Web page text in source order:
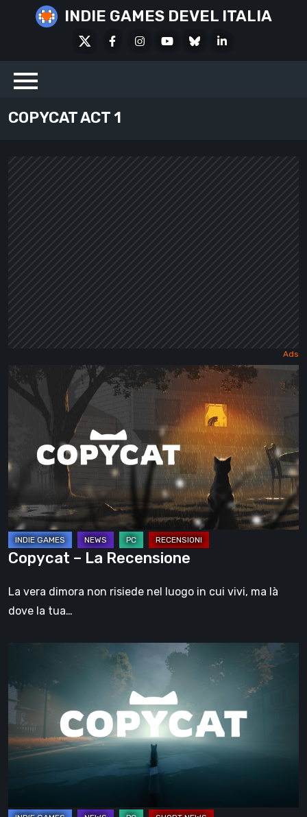
INDIE GAMES DEVEL ITALIA
FacebookInstagramYoutubeBlueskyLinkedIn
COPYCAT ACT 1
Copycat
Copycat – La Recensione
La vera dimora non risiede nel luogo in cui vivi, ma là
dove la tua…
Copycat:
sarà
disponibile
la
nostra
dell’attesa